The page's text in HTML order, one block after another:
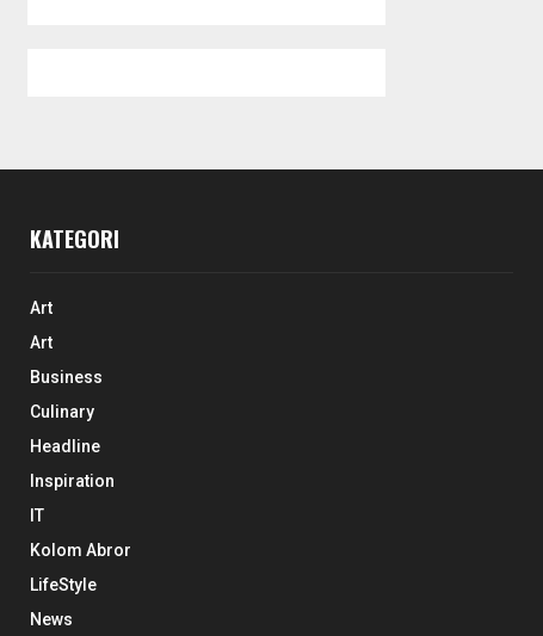
KATEGORI
Art
Art
Business
Culinary
Headline
Inspiration
IT
Kolom Abror
LifeStyle
News